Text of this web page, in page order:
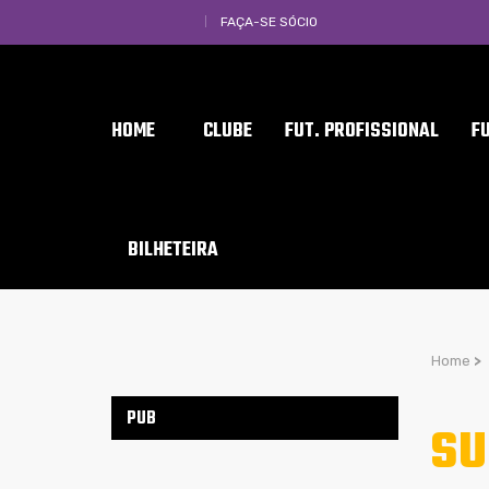
FAÇA-SE SÓCIO
HOME CLUBE FUT. PROFISSIONAL
BILHETEIRA
Home >
PUB